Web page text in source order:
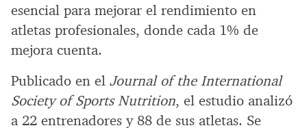
esencial para mejorar el rendimiento en
atletas profesionales, donde cada 1% de
mejora cuenta.
Publicado en el Journal of the International
Society of Sports Nutrition, el estudio analizó
a 22 entrenadores y 88 de sus atletas. Se